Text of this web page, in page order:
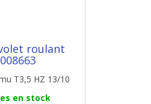
roulant
T3,5 HZ 13/10
en stock